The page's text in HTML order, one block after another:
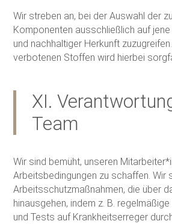
Wir streben an, bei der Auswahl der
Komponenten ausschließlich auf
und nachhaltiger Herkunft
verbotenen Stoffen wird hierbei
XI.
Team
Wir sind bemüht, unseren
Arbeitsbedingungen zu schaffen. Wir
Arbeitsschutzmaßnahmen, die über
hinausgehen, indem z. B.
und Tests auf Krankheitserreger